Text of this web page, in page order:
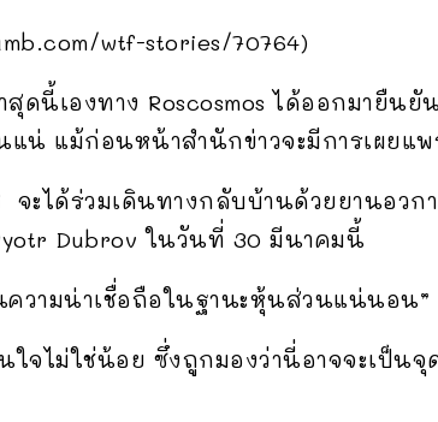
wtf-stories/70764)
นี้เองทาง Roscosmos ได้ออกมายืนยั
น่ แม้ก่อนหน้าสำนักข่าวจะมีการเผยแพ
ะได้ร่วมเดินทางกลับบ้านด้วยยานอวก
Dubrov ในวันที่ 30 มีนาคมนี้
ความน่าเชื่อถือในฐานะหุ้นส่วนแน่นอน”
จไม่ใช่น้อย ซึ่งถูกมองว่านี่อาจจะเป็น